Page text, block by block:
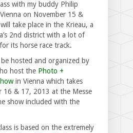
with my buddy Philip
on November 15 &
take place in the Krieau, a
2nd district with a lot of
its horse race track.
hosted and organized by
host the Photo +
in Vienna which takes
16 & 17, 2013 at the Messe
show included with the
is based on the extremely